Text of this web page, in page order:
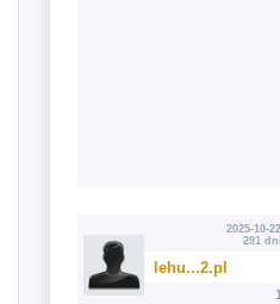
2025-10-
291
lehu...2.pl